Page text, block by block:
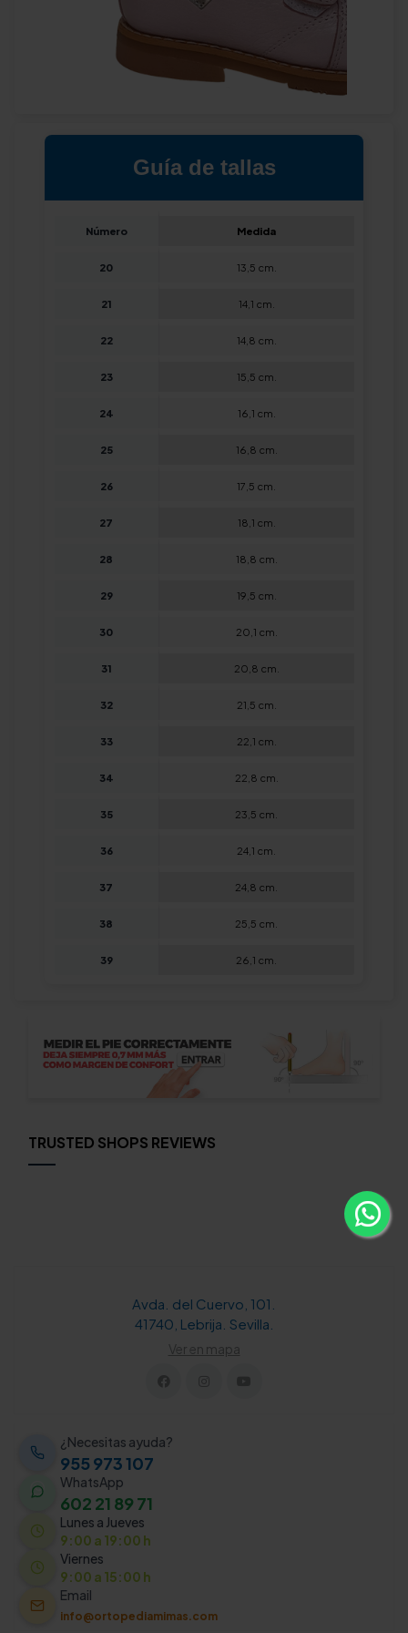
Guía de tallas
Número Medida
20 13,5 cm.
21 14,1 cm.
22 14,8 cm.
23 15,5 cm.
24 16,1 cm.
25 16,8 cm.
26 17,5 cm.
27 18,1 cm.
28 18,8 cm.
29 19,5 cm.
30 20,1 cm.
31 20,8 cm.
32 21,5 cm.
33 22,1 cm.
34 22,8 cm.
35 23,5 cm.
36 24,1 cm.
37 24,8 cm.
38 25,5 cm.
39 26,1 cm.
TRUSTED SHOPS REVIEWS
Avda. del Cuervo, 101.
41740, Lebrija. Sevilla.
Ver en mapa
¿Necesitas ayuda?
955 973 107
WhatsApp
602 21 89 71
Lunes a Jueves
9:00 a 19:00 h
Viernes
9:00 a 15:00 h
Email
info@ortopediamimas.com